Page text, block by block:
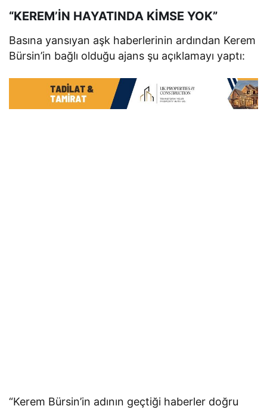
“KEREM’İN HAYATINDA KİMSE YOK”
Basına yansıyan aşk haberlerinin ardından Kerem
Bürsin’in bağlı olduğu ajans şu açıklamayı yaptı:
“Kerem Bürsin’in adının geçtiği haberler doğru